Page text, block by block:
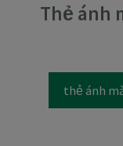
Thẻ ánh
thẻ ánh